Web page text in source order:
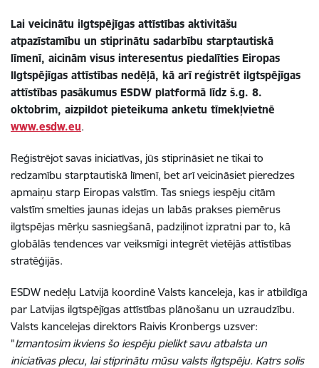
Lai veicinātu ilgtspējīgas attīstības aktivitāšu
atpazīstamību un stiprinātu sadarbību starptautiskā
līmenī, aicinām visus interesentus piedalīties Eiropas
Ilgtspējīgas attīstības nedēļā, kā arī reģistrēt ilgtspējīgas
attīstības pasākumus ESDW platformā līdz š.g. 8.
oktobrim, aizpildot pieteikuma anketu tīmekļvietnē
www.esdw.eu.
Reģistrējot savas iniciatīvas, jūs stiprināsiet ne tikai to
redzamību starptautiskā līmenī, bet arī veicināsiet pieredzes
apmaiņu starp Eiropas valstīm. Tas sniegs iespēju citām
valstīm smelties jaunas idejas un labās prakses piemērus
ilgtspējas mērķu sasniegšanā, padziļinot izpratni par to, kā
globālās tendences var veiksmīgi integrēt vietējās attīstības
stratēģijās.
ESDW nedēļu Latvijā koordinē Valsts kanceleja, kas ir atbildīga
par Latvijas ilgtspējīgas attīstības plānošanu un uzraudzību.
Valsts kancelejas direktors Raivis Kronbergs uzsver:
"Izmantosim ikviens šo iespēju pielikt savu atbalsta un
iniciatīvas plecu, lai stiprinātu mūsu valsts ilgtspēju. Katrs solis